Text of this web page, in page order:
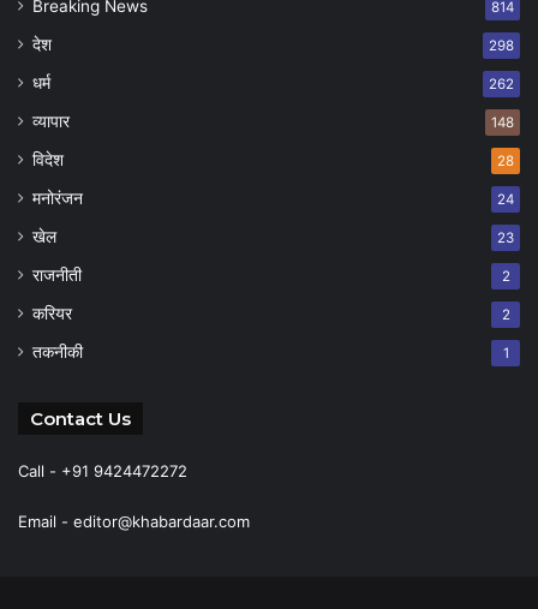
Breaking News 814
देश 298
धर्म 262
व्यापार 148
विदेश 28
मनोरंजन 24
खेल 23
राजनीती 2
करियर 2
तकनीकी 1
Contact Us
Call - +91 9424472272
Email - editor@khabardaar.com